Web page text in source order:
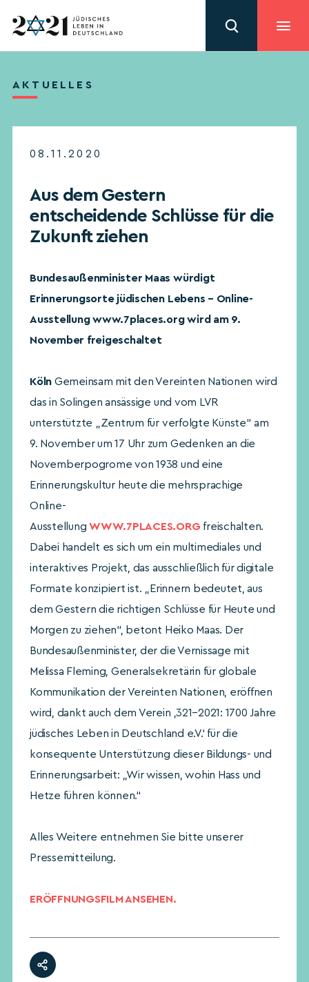
AKTUELLES
08.11.2020
Aus dem Gestern
entscheidende Schlüsse für die
Zukunft ziehen
Bundesaußenminister Maas würdigt
Erinnerungsorte jüdischen Lebens – Online-
Ausstellung www.7places.org wird am 9.
November freigeschaltet
Köln Gemeinsam mit den Vereinten Nationen wird
das in Solingen ansässige und vom LVR
unterstützte „Zentrum für verfolgte Künste“ am
9. November um 17 Uhr zum Gedenken an die
Novemberpogrome von 1938 und eine
Erinnerungskultur heute die mehrsprachige
Online-
AusstellungWWW.7PLACES.ORG freischalten.
Dabei handelt es sich um ein multimediales und
interaktives Projekt, das ausschließlich für digitale
Formate konzipiert ist. „Erinnern bedeutet, aus
dem Gestern die richtigen Schlüsse für Heute und
Morgen zu ziehen“, betont Heiko Maas. Der
Bundesaußenminister, der die Vernissage mit
Melissa Fleming, Generalsekretärin für globale
Kommunikation der Vereinten Nationen, eröffnen
wird, dankt auch dem Verein ‚321–2021: 1700 Jahre
jüdisches Leben in Deutschland e.V.‘ für die
konsequente Unterstützung dieser Bildungs- und
Erinnerungsarbeit: „Wir wissen, wohin Hass und
Hetze führen können.“
Alles Weitere entnehmen Sie bitte unserer
Pressemitteilung.
ERÖFFNUNGSFILM ANSEHEN.